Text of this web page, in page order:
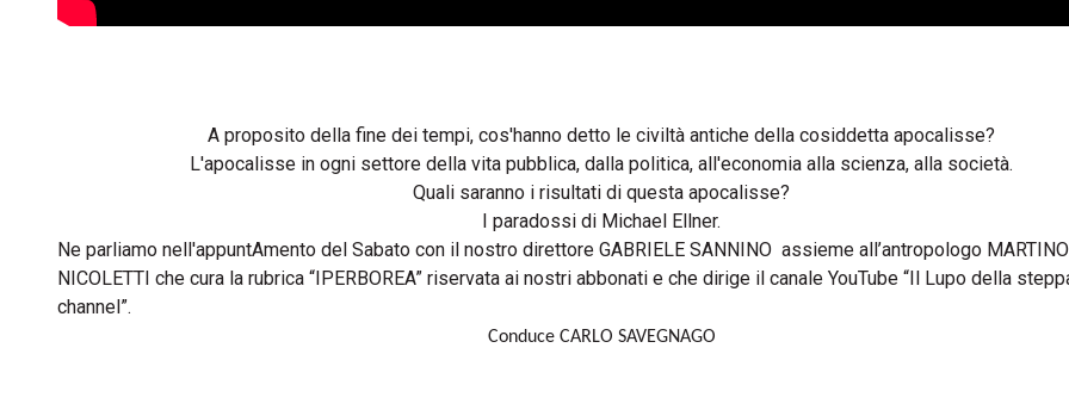
A proposito della fine dei tempi, cos'hanno detto le civiltà antiche della cosiddetta apocalisse?
L'apocalisse in ogni settore della vita pubblica, dalla politica, all'economia alla scienza, alla società.
Quali saranno i risultati di questa apocalisse?
I paradossi di Michael Ellner.
Ne parliamo nell'appuntAmento del Sabato con il nostro direttore GABRIELE SANNINO assieme all’antropologo MARTINO
NICOLETTI che cura la rubrica “IPERBOREA” riservata ai nostri abbonati e che dirige il canale YouTube “Il Lupo della
channel”.
Conduce CARLO SAVEGNAGO